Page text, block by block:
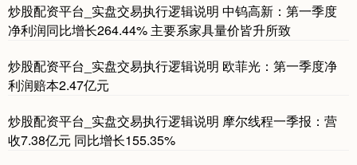
基金指数
炒股配资平台_实盘交易执行逻辑说明 中钨高新：第一季度
净利润同比增长264.44% 主要系家具量价皆升所致
炒股配资平台_实盘交易执行逻辑说明 欧菲光：第一季度净
利润赔本2.47亿元
炒股配资平台_实盘交易执行逻辑说明 摩尔线程一季报：营
收7.38亿元 同比增长155.35%